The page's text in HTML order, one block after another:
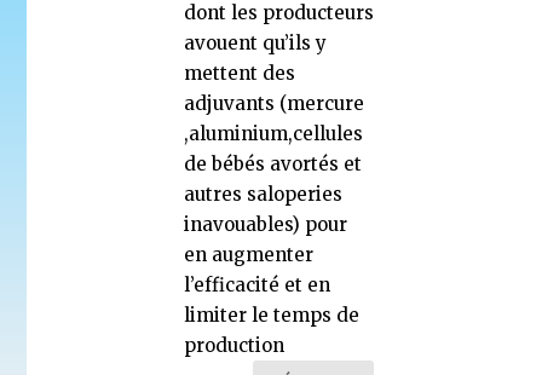
dont les producteurs
avouent qu’ils y
mettent des
adjuvants (mercure
,aluminium,cellules
de bébés avortés et
autres saloperies
inavouables) pour
en augmenter
l’efficacité et en
limiter le temps de
production